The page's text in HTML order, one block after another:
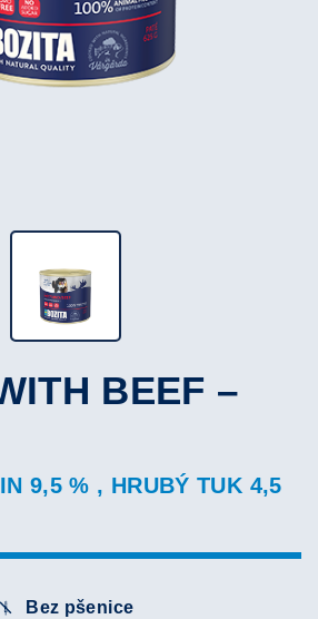
BEEF –
9,5 % , HRUBÝ TUK 4,5
Bez pšenice